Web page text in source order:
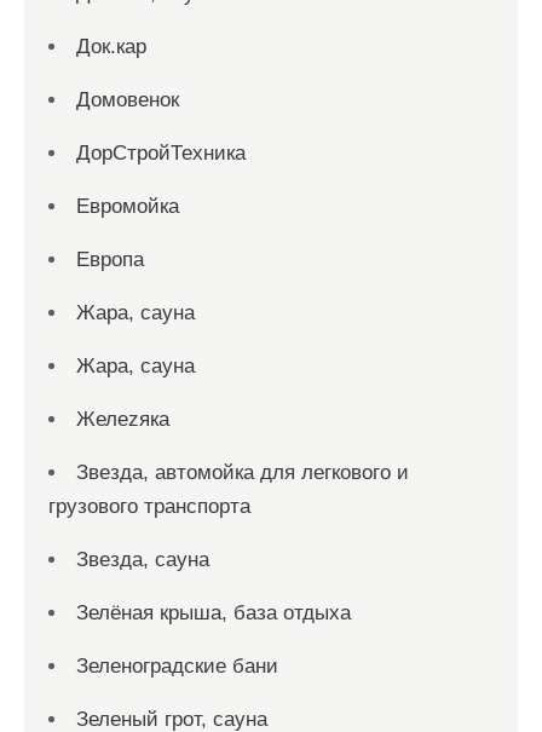
Док.кар
Домовенок
ДорСтройТехника
Евромойка
Европа
Жара, сауна
Жара, сауна
Желеzяка
Звезда, автомойка для легкового и
грузового транспорта
Звезда, сауна
Зелёная крыша, база отдыха
Зеленоградские бани
Зеленый грот, сауна